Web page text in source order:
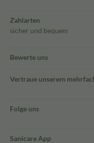
Zahlarten
sicher und bequem
Bewerte uns
Vertraue unserem
Folge uns
Sanicare App